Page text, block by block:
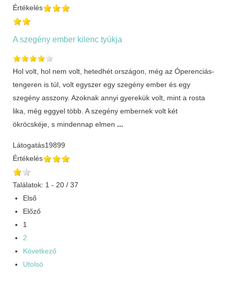
Értékelés
A szegény ember kilenc tyúkja
Hol volt, hol nem volt, hetedhét országon, még az Óperenciás-
tengeren is túl, volt egyszer egy szegény ember és egy
szegény asszony. Azoknak annyi gyerekük volt, mint a rosta
lika, még eggyel több. A szegény embernek volt két
ökröcskéje, s mindennap elmen ...
Látogatás19899
Értékelés
Találatok: 1 - 20 / 37
Első
Előző
1
2
Következő
Utolsó